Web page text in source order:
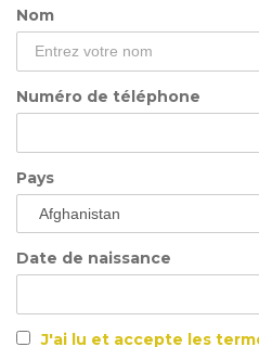
Nom
Numéro de téléphone
Pays
Date de naissance
J'ai lu et accepte les